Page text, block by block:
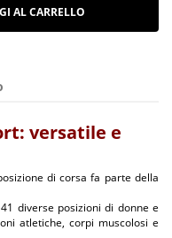
AL CARRELLO
versatile e
di corsa fa parte della
diverse posizioni di donne e
atletiche, corpi muscolosi e